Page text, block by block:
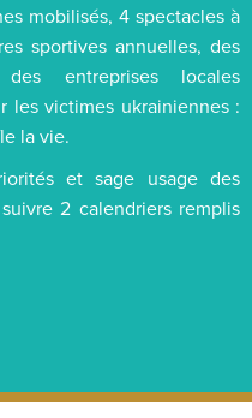
mobilisés, 4 spectacles à
sportives annuelles, des
des entreprises locales
les victimes ukrainiennes :
la vie.
et sage usage des
2 calendriers remplis